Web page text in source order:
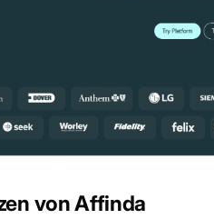
von Affinda